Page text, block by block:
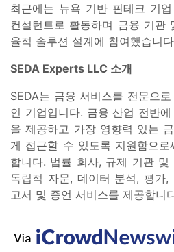
최근에는 뉴욕 기반 핀테크 기
컨설턴트로 활동하며 금융 기관
율적 솔루션 설계에 참여했습니
SEDA Experts LLC 소개
SEDA는 금융 서비스를 전문으
인 기업입니다. 금융 산업 전반
을 제공하고 가장 영향력 있는
게 접근할 수 있도록 지원함으
합니다. 법률 회사, 규제 기관
독립적 자문, 데이터 분석, 평가
고서 및 증언 서비스를 제공합니